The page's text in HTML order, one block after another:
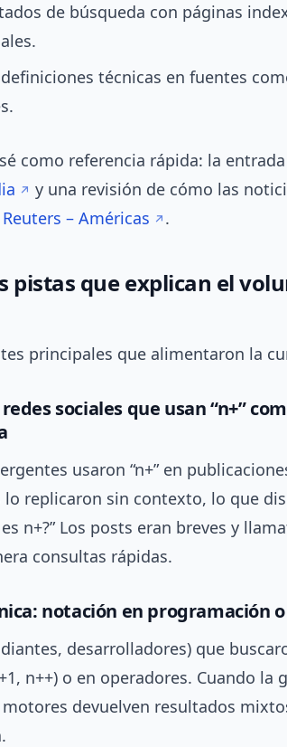
de búsqueda con páginas
técnicas en fuentes
como referencia rápida: la
y una revisión de cómo las
Reuters – Américas .
pistas que explican el
principales que alimentaron la
sociales que usan “n+”
usaron “n+” en
lo replicaron sin contexto, lo que
es n+?” Los posts eran breves y
consultas rápidas.
notación en programación
desarrolladores) que
n++) o en operadores. Cuando la
devuelven resultados